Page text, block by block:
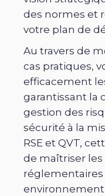
des normes et
votre plan de
Au travers de
cas pratiques,
efficacement
garantissant la
gestion des
sécurité à la
RSE et QVT,
de maîtriser
environnement